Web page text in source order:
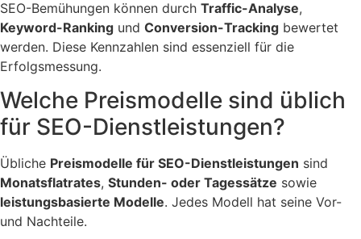
SEO-Bemühungen können durch Traffic-Analyse,
Keyword-Ranking und Conversion-Tracking bewertet
werden. Diese Kennzahlen sind essenziell für die
Erfolgsmessung.
Welche Preismodelle sind üblich
für SEO-Dienstleistungen?
Übliche Preismodelle für SEO-Dienstleistungen sind
Monatsflatrates, Stunden- oder Tagessätze sowie
leistungsbasierte Modelle. Jedes Modell hat seine Vor-
und Nachteile.